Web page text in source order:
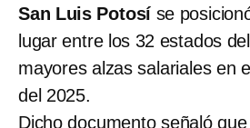
San Luis Potosí se
lugar entre los 32 estados
mayores alzas salariales en
del 2025.
Dicho documento señaló